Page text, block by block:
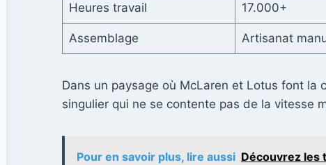
Heures travail 17.000+
Assemblage Artisanat
Dans un paysage où McLaren et Lotus font la
singulier qui ne se contente pas de la vitesse
Pour en savoir plus, lire aussi Découvrez les